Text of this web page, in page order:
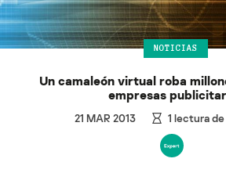
NOTICIAS
Un camaleón virtual roba
empresas
21 MAR 2013 1 lectura